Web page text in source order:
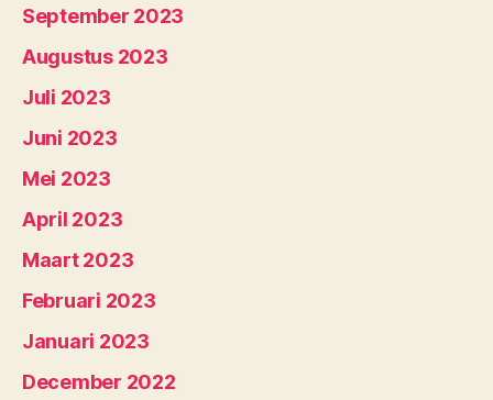
September 2023
Augustus 2023
Juli 2023
Juni 2023
Mei 2023
April 2023
Maart 2023
Februari 2023
Januari 2023
December 2022